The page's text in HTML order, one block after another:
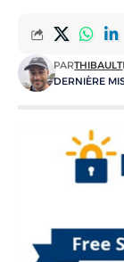
DERNIÈRE
PARTHIBAULT